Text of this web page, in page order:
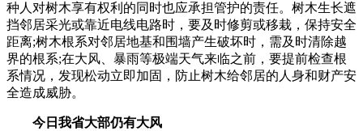
种人对树木享有权利的同时也应承担管护的责任。树木生长遮
挡邻居采光或靠近电线电路时，要及时修剪或移栽，保持安全
距离;树木根系对邻居地基和围墙产生破坏时，需及时清除越
界的根系;在大风、暴雨等极端天气来临之前，要提前检查根
系情况，发现松动立即加固，防止树木给邻居的人身和财产安
全造成威胁。
今日我省大部仍有大风